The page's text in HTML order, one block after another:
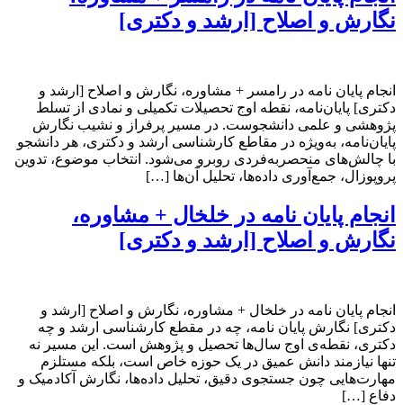
نگارش و اصلاح [ارشد و دکتری]
انجام پایان نامه در رامسر + مشاوره، نگارش و اصلاح [ارشد و
دکتری] پایان‌نامه، نقطه اوج تحصیلات تکمیلی و نمادی از تسلط
پژوهشی و علمی دانشجوست. در مسیر پرفراز و نشیب نگارش
پایان‌نامه، به‌ویژه در مقاطع کارشناسی ارشد و دکتری، هر دانشجو
با چالش‌های منحصربه‌فردی روبرو می‌شود. انتخاب موضوع، تدوین
پروپوزال، جمع‌آوری داده‌ها، تحلیل آن‌ها […]
انجام پایان نامه در خلخال + مشاوره،
نگارش و اصلاح [ارشد و دکتری]
انجام پایان نامه در خلخال + مشاوره، نگارش و اصلاح [ارشد و
دکتری] نگارش پایان نامه، چه در مقطع کارشناسی ارشد و چه
دکتری، نقطه‌ی اوج سال‌ها تحصیل و پژوهش است. این مسیر نه
تنها نیازمند دانش عمیق در یک حوزه خاص است، بلکه مستلزم
مهارت‌هایی چون جستجوی دقیق، تحلیل داده‌ها، نگارش آکادمیک و
دفاع […]